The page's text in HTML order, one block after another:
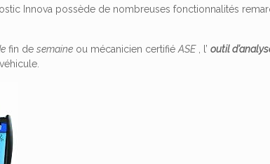
Innova possède de nombreuses fonctionnalités
fin desemaine ou mécanicien certifiéASE, l’outil